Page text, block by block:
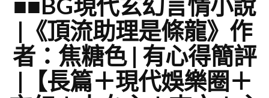
|《頂流助理是條龍》作
者：焦糖色 | 有心得簡評
|【長篇＋現代娛樂圈＋